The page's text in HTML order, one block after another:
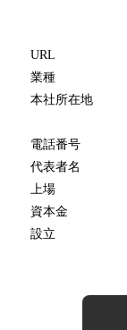
URL
業種
本社所在地
電話番号
代表者名
上場
資本金
設立